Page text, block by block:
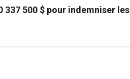
500 $ pour indemniser les